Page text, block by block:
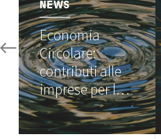
NEWS
Economia
Circolare:
contributi alle
imprese per l…